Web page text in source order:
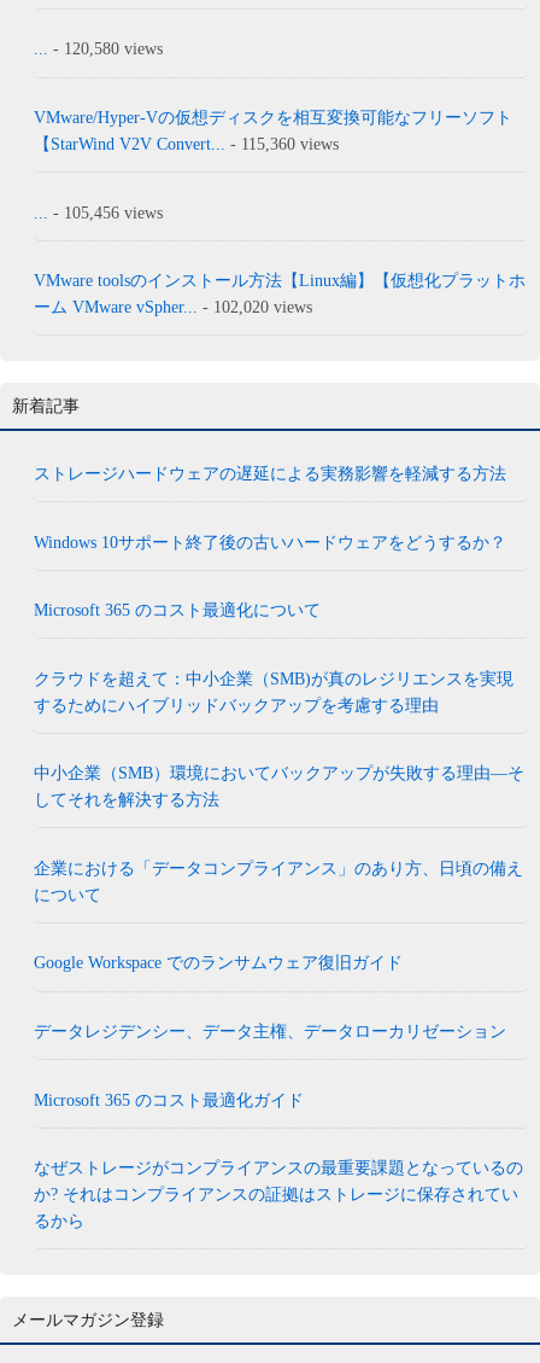
... - 120,580 views
VMware/Hyper-Vの仮想ディスクを相互変換可能なフリーソフト
【StarWind V2V Convert...
- 115,360 views
- 105,456 views
VMware toolsのインストール方法【Linux編】【仮想化プラットホ
ーム VMware vSpher... - 102,020 views
新着記事
ストレージハードウェアの遅延による実務影響を軽減する方法
Windows 10サポート終了後の古いハードウェアをどうするか？
Microsoft 365 のコスト最適化について
クラウドを超えて：中小企業（SMB)が真のレジリエンスを実現
するためにハイブリッドバックアップを考慮する理由
中小企業（SMB）環境においてバックアップが失敗する理由―そ
してそれを解決する方法
企業における「データコンプライアンス」のあり方、日頃の備え
について
Google Workspace でのランサムウェア復旧ガイド
データレジデンシー、データ主権、データローカリゼーション
Microsoft 365 のコスト最適化ガイド
なぜストレージがコンプライアンスの最重要課題となっているの
か? それはコンプライアンスの証拠はストレージに保存されてい
るから
メールマガジン登録